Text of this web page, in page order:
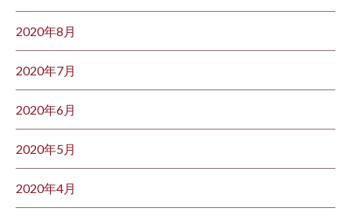
2020年8月
2020年7月
2020年6月
2020年5月
2020年4月